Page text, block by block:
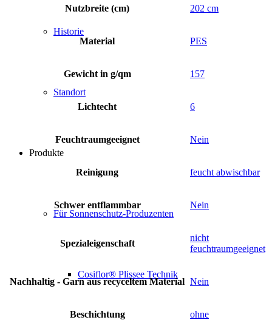
Historie
Standort
Produkte
Für Sonnenschutz-Produzenten
Cosiflor® Plissee Technik
Nutzbreite (cm) 202 cm
Material PES
Gewicht in g/qm 157
Lichtecht 6
Feuchtraumgeeignet Nein
Reinigung feucht abwischbar
Schwer entflammbar Nein
Spezialeigenschaft
nicht
feuchtraumgeeignet
Nachhaltig - Garn aus recyceltem Material Nein
Beschichtung ohne